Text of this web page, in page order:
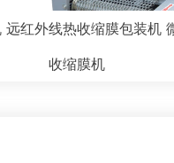
远红外线热收缩膜包装机
收缩膜机